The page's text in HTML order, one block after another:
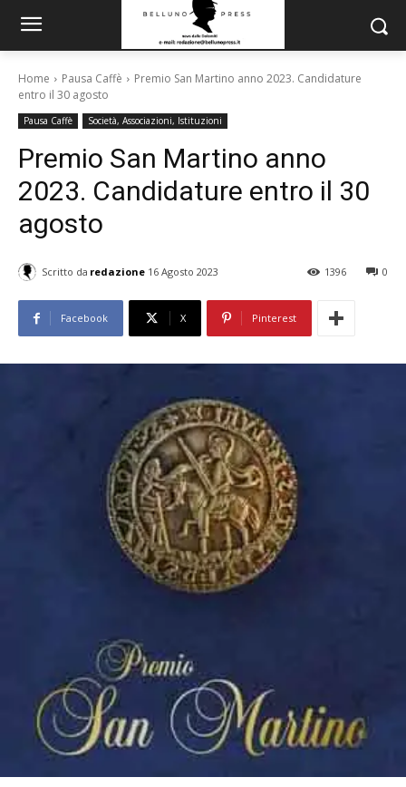
Home Pausa Caffè
Premio San Martino anno 2023. Candidature
entro il 30 agosto
Pausa Caffè Società, Associazioni, Istituzioni
Premio San Martino anno
2023. Candidature entro il 30
agosto
Scritto da redazione 16 Agosto 2023 0
1396
Facebook X Pinterest